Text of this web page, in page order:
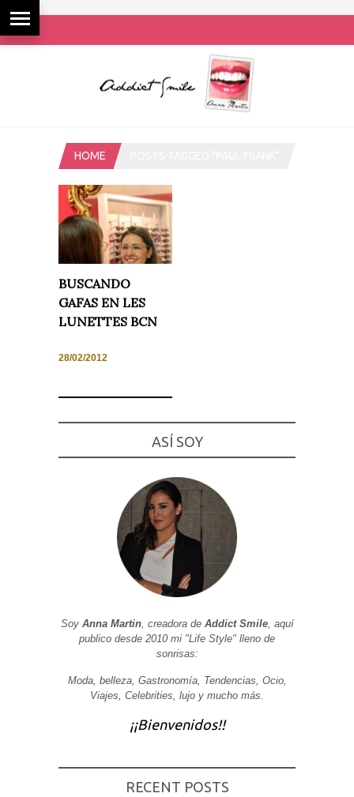
HOME
BUSCANDO
GAFAS EN LES
LUNETTES BCN
28/02/2012
ASÍ SOY
Soy Anna Martin, creadora de Addict Smile, aquí
publico desde 2010 mi "Life Style" lleno de
sonrisas:
Moda, belleza, Gastronomía, Tendencias, Ocio,
Viajes, Celebrities, lujo y mucho más.
¡¡Bienvenidos!!
RECENT POSTS
y estructura
de la web, en